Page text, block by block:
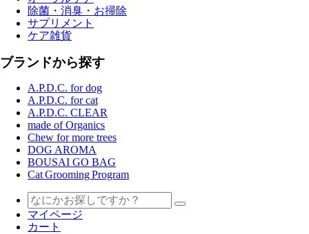
除菌・消臭・お掃除
サプリメント
ケア雑貨
ブランドから探す
A.P.D.C. for dog
A.P.D.C. for cat
A.P.D.C. CLEAR
made of Organics
Chew for more trees
DOG AROMA
BOUSAI GO BAG
Cat Grooming Program
マイページ
カート